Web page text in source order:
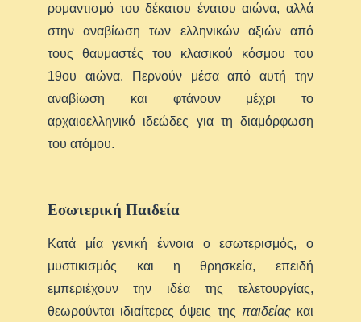
ρομαντισμό του δέκατου ένατου αιώνα, αλλά
στην αναβίωση των ελληνικών αξιών από
τους θαυμαστές του κλασικού κόσμου του
19ου αιώνα. Περνούν μέσα από αυτή την
αναβίωση και φτάνουν μέχρι το
αρχαιοελληνικό ιδεώδες για τη διαμόρφωση
του ατόμου.
Εσωτερική Παιδεία
Κατά μία γενική έννοια ο εσωτερισμός, ο
μυστικισμός και η θρησκεία, επειδή
εμπεριέχουν την ιδέα της τελετουργίας,
θεωρούνται ιδιαίτερες όψεις της παιδείαςκαι